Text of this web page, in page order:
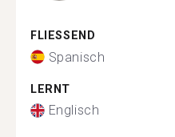
FLIESSEND
Spanisch
LERNT
Englisch